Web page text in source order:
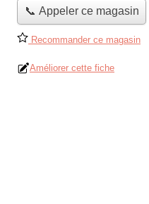
📞 Appeler ce magasin
Recommander ce magasin
Améliorer cette fiche